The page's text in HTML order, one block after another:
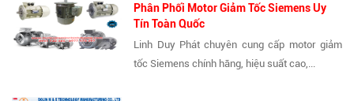
Phân Phối Motor Giảm Tốc Siemens Uy
Tín Toàn Quốc
Linh Duy Phát chuyên cung cấp motor giảm
tốc Siemens chính hãng, hiệu suất cao,...